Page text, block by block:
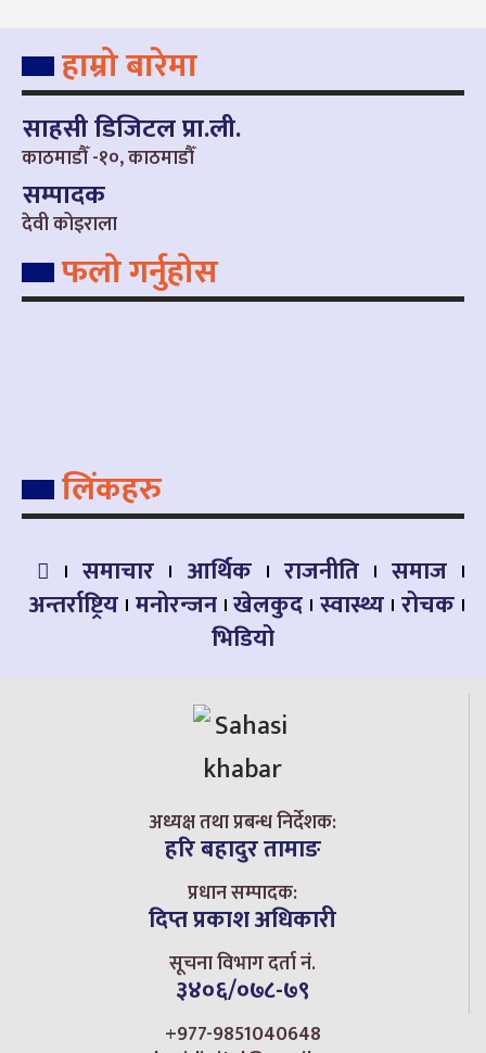
हाम्रो बारेमा
साहसी डिजिटल प्रा.ली.
काठमाडौँ -१०, काठमाडौँ
सम्पादक
देवी कोइराला
फलो गर्नुहोस
लिंकहरु
समाचार आर्थिक राजनीति
समाज
अन्तर्राष्ट्रिय मनोरन्जन खेलकुद स्वास्थ्य रोचक
भिडियो
अध्यक्ष तथा प्रबन्ध निर्देशक:
हरि बहादुर तामाङ
प्रधान सम्पादक:
दिप्त प्रकाश अधिकारी
सूचना विभाग दर्ता नं.
३४०६/०७८-७९
+977-9851040648